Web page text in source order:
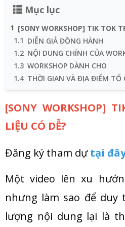
Mục lục
1 [SONY WORKSHOP] TIK TOK
1.1 DIỄN GIẢ ĐỒNG HÀNH
1.2 NỘI DUNG CHÍNH CỦA
1.3 WORKSHOP DÀNH CHO
1.4 THỜI GIAN VÀ ĐỊA ĐIỂM TỔ
[SONY WORKSHOP]
LIỆU CÓ DỄ?
Đăng ký tham dựtại
Một video lên xu
nhưng làm sao để duy
lượng nội dung lại là